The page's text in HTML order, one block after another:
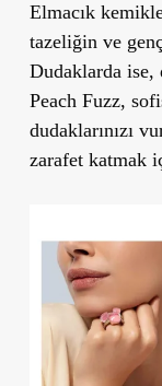
Elmacık
tazeliğin ve
Dudaklarda ise,
Peach Fuzz,
dudaklarınızı
zarafet katmak